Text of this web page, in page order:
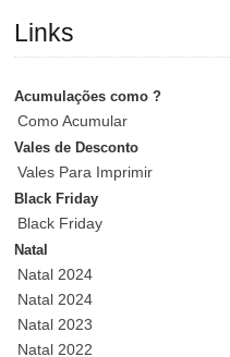
Links
Acumulações como ?
Como Acumular
Vales de Desconto
Vales Para Imprimir
Black Friday
Black Friday
Natal
Natal 2024
Natal 2024
Natal 2023
Natal 2022